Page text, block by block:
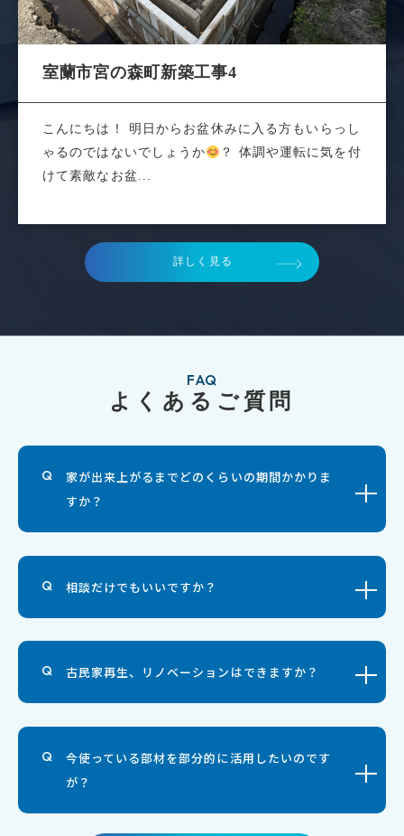
室蘭市宮の森町新築工事4
こんにちは！ 明日からお盆休みに入る方もいらっし
ゃるのではないでしょうか
？ 体調や運転に気を付
けて素敵なお盆...
詳しく見る
FAQ
よくあるご質問
家が出来上がるまでどのくらいの期間かかりま
すか？
相談だけでもいいですか？
古民家再生、リノベーションはできますか？
今使っている部材を部分的に活用したいのです
が？